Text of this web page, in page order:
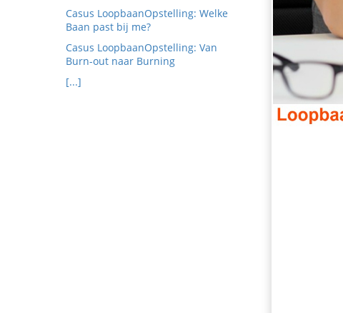
Casus LoopbaanOpstelling: Welke
Baan past bij me?
Casus LoopbaanOpstelling: Van
Burn-out naar Burning
[...]